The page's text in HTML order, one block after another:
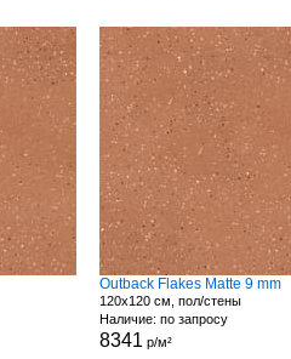
Outback Flakes Matte 9 mm
120x120 см, пол/стены
Наличие: по запросу
8341 р/м²